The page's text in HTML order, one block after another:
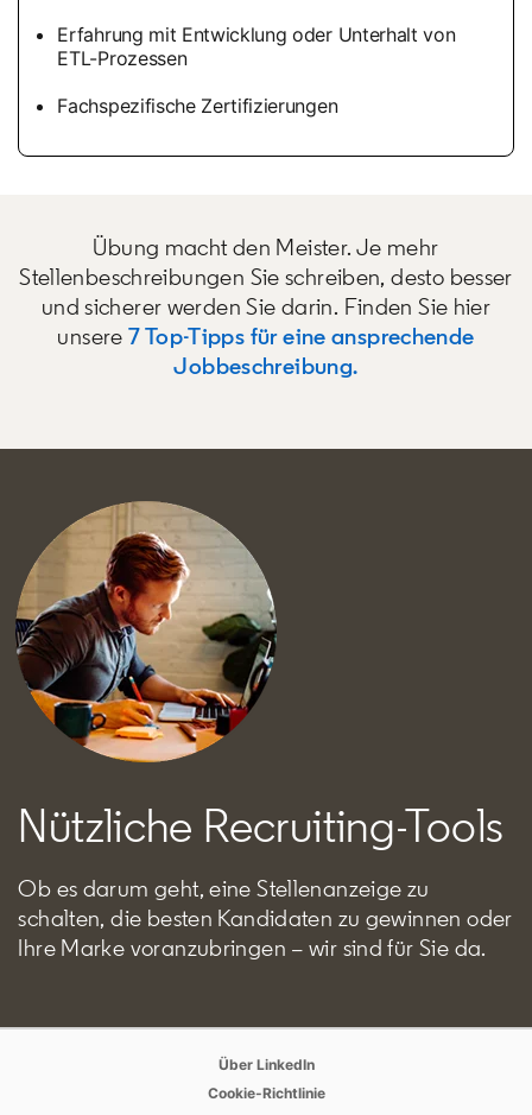
Erfahrung mit Entwicklung oder Unterhalt von
ETL-Prozessen
Fachspezifische Zertifizierungen
Übung macht den Meister. Je mehr
Stellenbeschreibungen Sie schreiben, desto besser
und sicherer werden Sie darin. Finden Sie hier
unsere7 Top-Tipps für eine ansprechende
Jobbeschreibung.
Nützliche Recruiting-Tools
Ob es darum geht, eine Stellenanzeige zu
schalten, die besten Kandidaten zu gewinnen oder
Ihre Marke voranzubringen – wir sind für Sie da.
Über LinkedInopens in a new tab
Cookie-Richtlinie